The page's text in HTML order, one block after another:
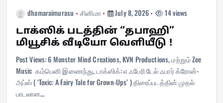
dhamaraimurasu சினிமா July 8, 2026 14 views
டாக்ஸிக் படத்தின் “தபாஹி”
மியூசிக் வீடியோ வெளியீடு !
Post Views: 6 Monster Mind Creations, KVN Productions, மற்றும் Zee
Music கம்பெனி இணைந்து, டாக்ஸிக்: எ ஃபேரி டேல் ஃபார் க்ரோன்-
அப்ஸ் ( ‘Toxic: A Fairy Tale for Grown-Ups’ ) திரைப்படத்தின் முதல்
பாடலான…